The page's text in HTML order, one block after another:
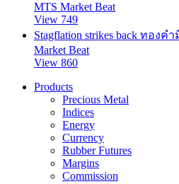
MTS Market Beat
View 749
Stagflation strikes back ทอง
Market Beat
View 860
Products
Precious Metal
Indices
Energy
Currency
Rubber Futures
Margins
Commission